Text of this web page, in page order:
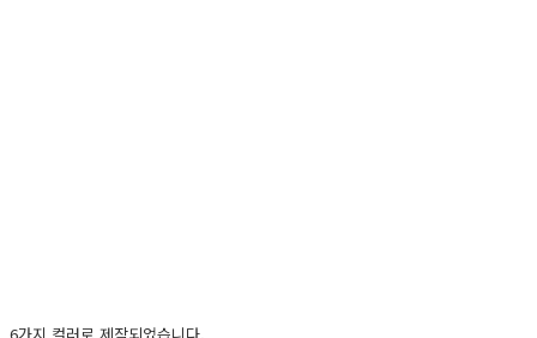
6가지 컬러로 제작되었습니다.